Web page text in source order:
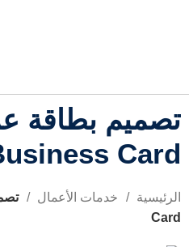
تصميم بطاقة
Card
الرئيسية خدمات الأعمال
Card